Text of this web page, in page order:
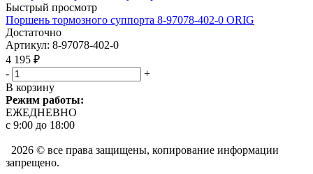
Быстрый просмотр
Поршень тормозного суппорта 8-97078-402-0 ORIG
Достаточно
Артикул: 8-97078-402-0
4 195 ₽
-
+
В корзину
Режим работы:
ЕЖЕДНЕВНО
с 9:00 до 18:00
2026 © все права защищены, копирование информации
запрещено.